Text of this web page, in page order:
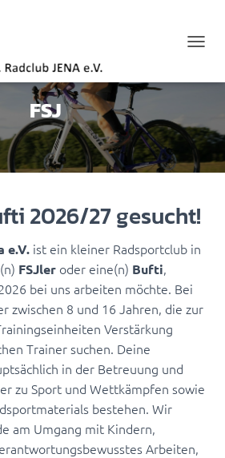
V
A
I
O
M
C
T
FSJ
2026/27 gesucht!
e.V. ist ein kleiner Radsportclub in
FSJler oder eine(n) Bufti,
bei uns arbeiten möchte. Bei
zwischen 8 und 16 Jahren, die zur
Verstärkung
Trainer suchen. Deine
in der Betreuung und
zu Sport und Wettkämpfen sowie
bestehen. Wir
am Umgang mit Kindern,
Arbeiten,